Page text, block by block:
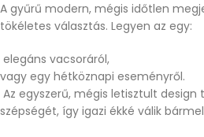
A gyűrű modern, mégis időtlen
tökéletes választás. Legyen az egy:
elegáns vacsoráról,
vagy egy hétköznapi eseményről.
Az egyszerű, mégis letisztult design
szépségét, így igazi ékké válik